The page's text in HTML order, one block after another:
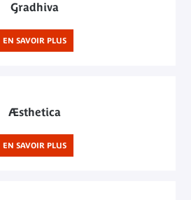
Gradhiva
EN SAVOIR PLUS
Æsthetica
EN SAVOIR PLUS